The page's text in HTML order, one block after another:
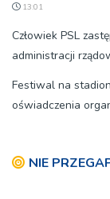
13:01
Człowiek PSL
administracji
Festiwal na
oświadczenia
NIE